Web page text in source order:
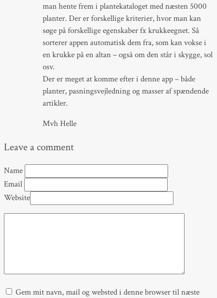
man hente frem i plantekataloget med næsten 5000
planter. Der er forskellige kriterier, hvor man kan
søge på forskellige egenskaber fx krukkeegnet. Så
sorterer appen automatisk dem fra, som kan vokse i
en krukke på en altan – også om den står i skygge, sol
osv.
Der er meget at komme efter i denne app – både
planter, pasningsvejledning og masser af spændende
artikler.
Mvh Helle
Leave a comment
Name
Email
Website
Gem mit navn, mail og websted i denne browser til næste